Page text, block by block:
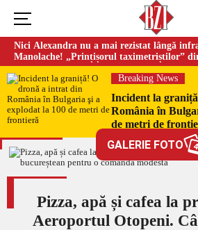
Nici Alexandra nu a mai rezistat lângă
Manolache! „Prințișorul taximetriștilor”
doi ani de căsnicie
Breaking News
Incident la
România în
de metri de
GALERIE FOTO 4
Pizza, apă și cafea la
Aeroportul Otopeni.